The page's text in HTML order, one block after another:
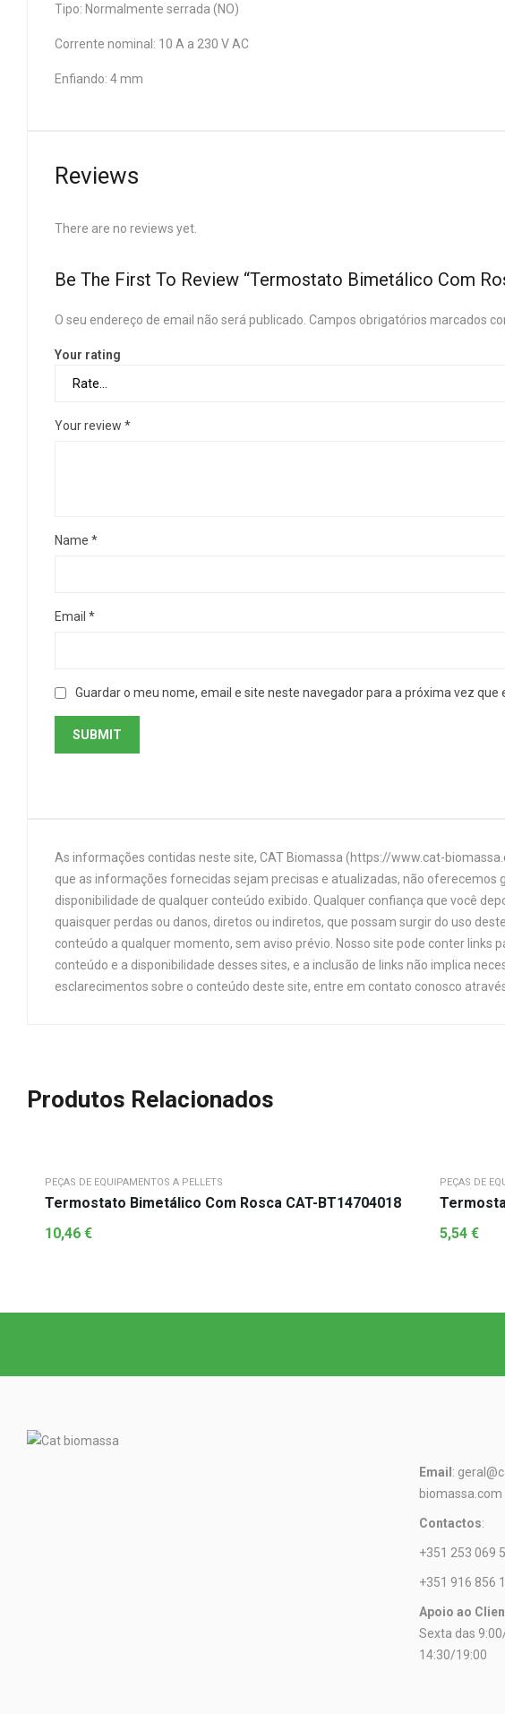
Tipo: Normalmente serrada (NO)
Corrente nominal: 10 A a 230 V AC
Enfiando: 4 mm
Reviews
There are no reviews yet.
Be The First To Review “Termostato Bimetálico Com
O seu endereço de email não será publicado. Campos obrigatórios marcados
Your rating
Your review *
Name *
Email *
Guardar o meu nome, email e site neste navegador para a próxima vez que
As informações contidas neste site, CAT Biomassa (https://www.cat-
que as informações fornecidas sejam precisas e atualizadas, não oferecemos
disponibilidade de qualquer conteúdo exibido. Qualquer confiança que você
quaisquer perdas ou danos, diretos ou indiretos, que possam surgir do uso
conteúdo a qualquer momento, sem aviso prévio. Nosso site pode conter links
conteúdo e a disponibilidade desses sites, e a inclusão de links não implica
esclarecimentos sobre o conteúdo deste site, entre em contato conosco
Produtos Relacionados
PEÇAS DE EQUIPAMENTOS A PELLETS
Termostato Bimetálico Com Rosca CAT-BT14704018
10,46 €
PEÇAS DE
5,54 €
Email :
biomassa.com
Contactos:
+351 253 069
+351 916 856
Apoio ao
Sexta das
14:30/19:00